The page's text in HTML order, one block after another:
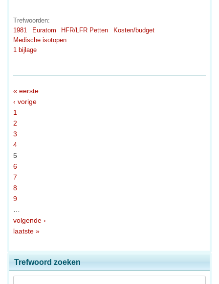
Trefwoorden:
1981
Euratom HFR/LFR Petten
Kosten/budget
Medische isotopen
1 bijlage
« eerste
‹ vorige
1
2
3
4
5
6
7
8
9
volgende ›
laatste »
Trefwoord zoeken